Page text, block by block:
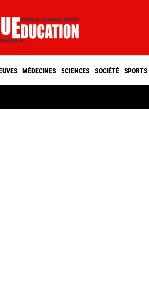
MÉDECINES SCIENCES SOCIÉTÉ SPORTS